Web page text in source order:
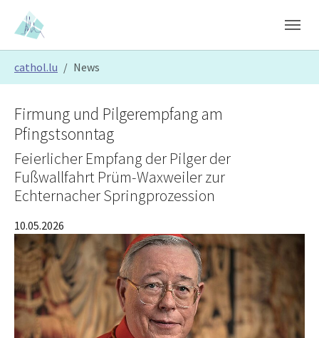
Skip to main content
Skip to page footer
cathol.lu News
Firmung und Pilgerempfang am
Pfingstsonntag
Feierlicher Empfang der Pilger der
Fußwallfahrt Prüm-Waxweiler zur
Echternacher Springprozession
10.05.2026